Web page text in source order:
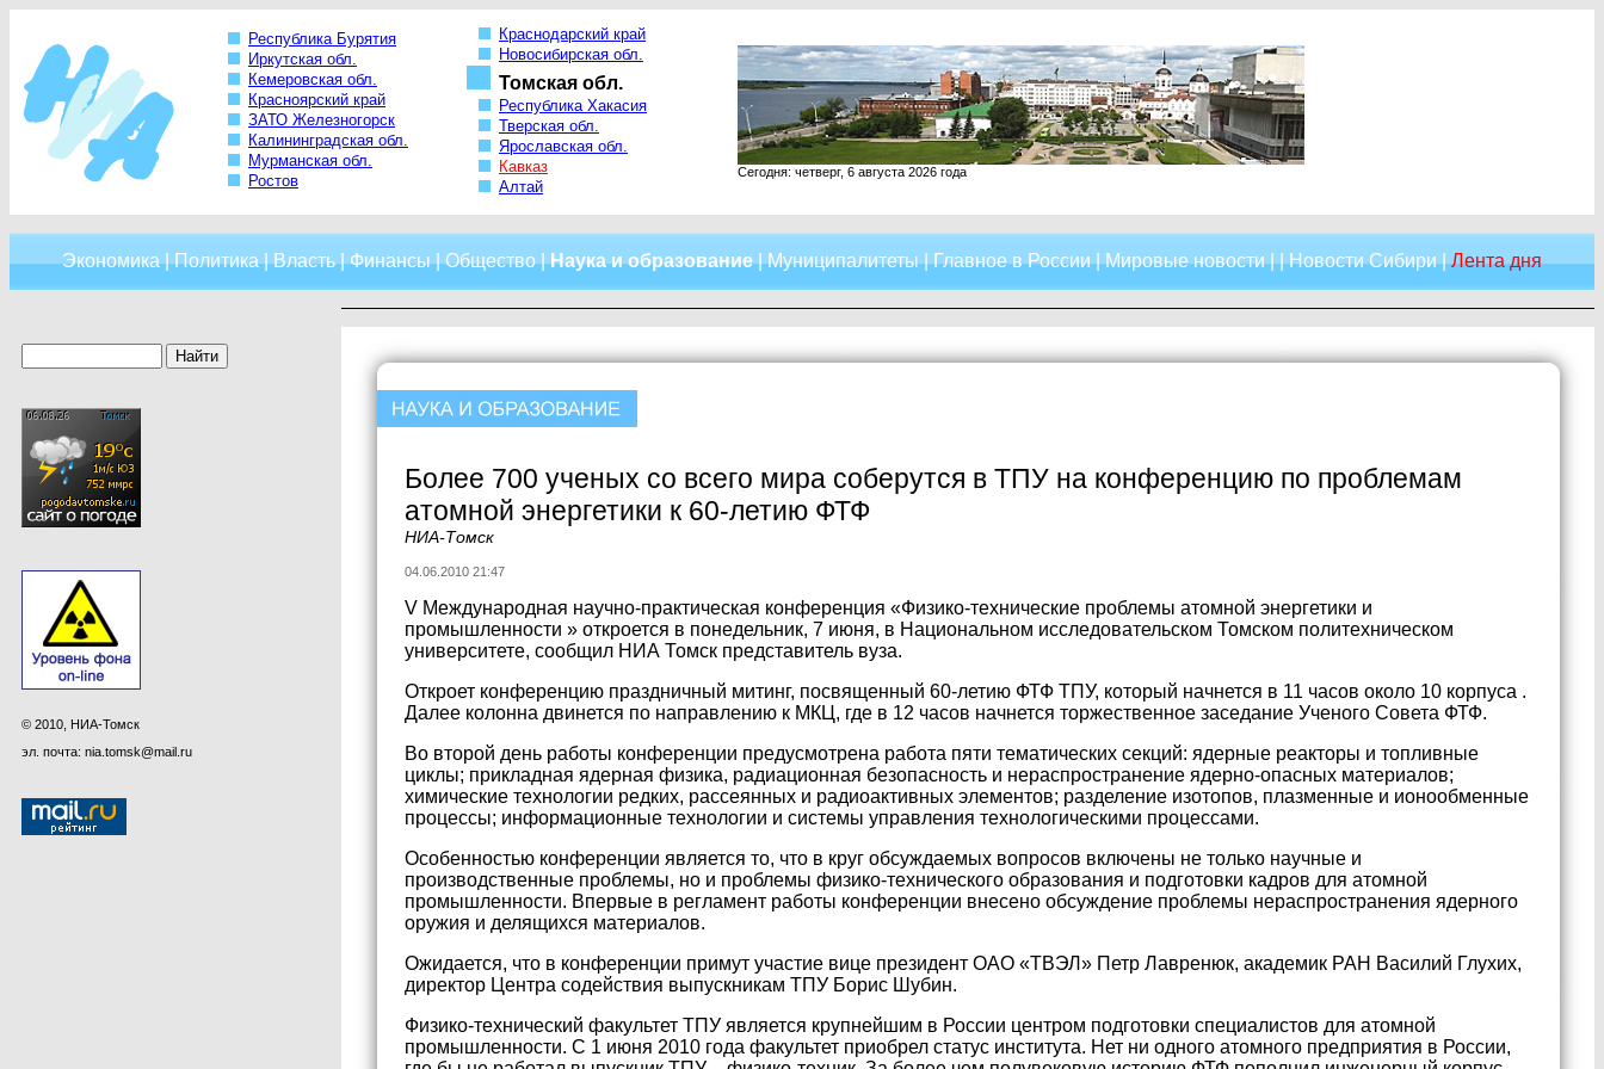
Республика Бурятия
Иркутская обл.
Кемеровская обл.
Красноярский край
ЗАТО Железногорск
Калининградская обл.
Мурманская обл.
Ростов
Краснодарский край
Новосибирская обл.
Томская обл.
Республика Хакасия
Тверская обл.
Ярославская обл.
Кавказ
Алтай
Сегодня: четверг, 6 августа 2026 года
Экономика|Политика|Власть|Финансы|Общество|Наука и образование|Муниципалитеты|Главное в России|Мировые новости| |Новости Сибири|Лента дня
© 2010, НИА-Томск
эл. почта: nia.tomsk@mail.ru
Более 700 ученых со всего мира соберутся в ТПУ на конференцию по проблемам
атомной энергетики к 60-летию ФТФ
НИА-Томск
04.06.2010 21:47
V Международная научно-практическая конференция «Физико-технические проблемы атомной энергетики и
промышленности » откроется в понедельник, 7 июня, в Национальном исследовательском Томском политехническом
университете, сообщил НИА Томск представитель вуза.
Откроет конференцию праздничный митинг, посвященный 60-летию ФТФ ТПУ, который начнется в 11 часов около 10 корпуса .
Далее колонна двинется по направлению к МКЦ, где в 12 часов начнется торжественное заседание Ученого Совета ФТФ.
Во второй день работы конференции предусмотрена работа пяти тематических секций: ядерные реакторы и топливные
циклы; прикладная ядерная физика, радиационная безопасность и нераспространение ядерно-опасных материалов;
химические технологии редких, рассеянных и радиоактивных элементов; разделение изотопов, плазменные и ионообменные
процессы; информационные технологии и системы управления технологическими процессами.
Особенностью конференции является то, что в круг обсуждаемых вопросов включены не только научные и
производственные проблемы, но и проблемы физико-технического образования и подготовки кадров для атомной
промышленности. Впервые в регламент работы конференции внесено обсуждение проблемы нераспространения ядерного
оружия и делящихся материалов.
Ожидается, что в конференции примут участие вице президент ОАО «ТВЭЛ» Петр Лавренюк, академик РАН Василий Глухих,
директор Центра содействия выпускникам ТПУ Борис Шубин.
Физико-технический факультет ТПУ является крупнейшим в России центром подготовки специалистов для атомной
промышленности. С 1 июня 2010 года факультет приобрел статус института. Нет ни одного атомного предприятия в России,